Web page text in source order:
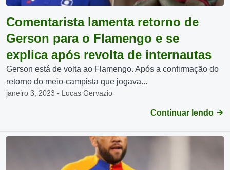
Comentarista lamenta retorno de
Gerson para o Flamengo e se
explica após revolta de internautas
Gerson está de volta ao Flamengo. Após a confirmação do
retorno do meio-campista que jogava...
janeiro 3, 2023 - Lucas Gervazio
Continuar lendo